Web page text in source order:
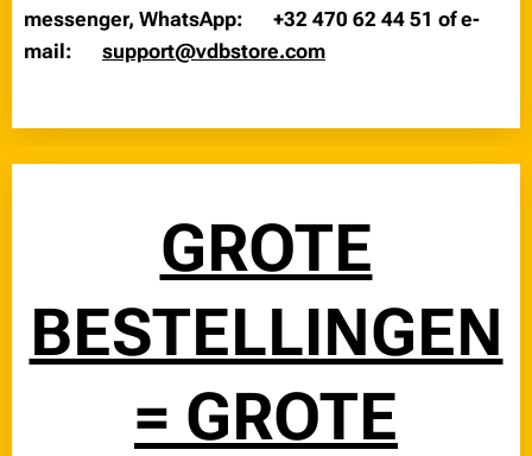
messenger, WhatsApp: +32 470 62 44 51 of e-
mail:📩
support@vdbstore.com
GROTE
BESTELLINGEN
= GROTE